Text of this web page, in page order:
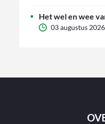
Het wel en wee
03 augustus 2026